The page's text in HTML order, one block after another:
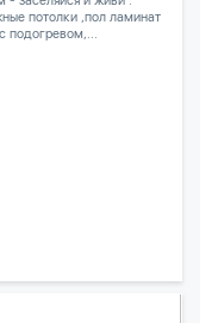
потолки ,пол ламинат
подогревом,...